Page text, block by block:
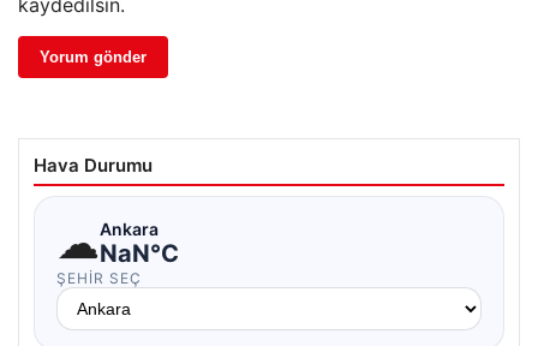
kaydedilsin.
Hava Durumu
☁Ankara
NaN°C
ŞEHIR SEÇ